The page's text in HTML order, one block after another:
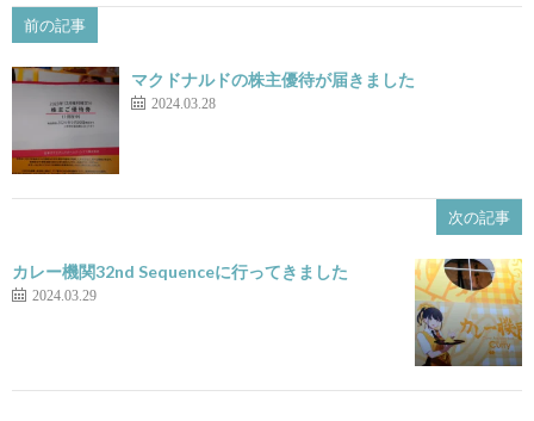
前の記事
マクドナルドの株主優待が届きました
2024.03.28
次の記事
カレー機関32nd Sequenceに行ってきました
2024.03.29